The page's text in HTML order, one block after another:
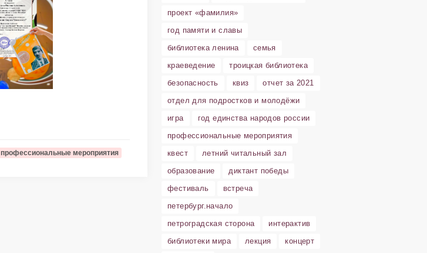
профессиональные мероприятия
проект «фамилия»
год памяти и славы
библиотека ленина
семья
краеведение
троицкая библиотека
безопасность
квиз
отчет за 2021
отдел для подростков и молодёжи
игра
год единства народов россии
профессиональные мероприятия
квест
летний читальный зал
образование
диктант победы
фестиваль
встреча
петербург.начало
петроградская сторона
интерактив
библиотеки мира
лекция
концерт